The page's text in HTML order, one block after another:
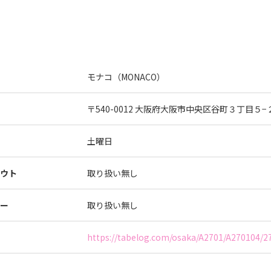
モナコ（MONACO）
〒540-0012 大阪府大阪市中央区谷町３丁目５−
土曜日
ト 取り扱い無し
取り扱い無し
https://tabelog.com/osaka/A2701/A270104/